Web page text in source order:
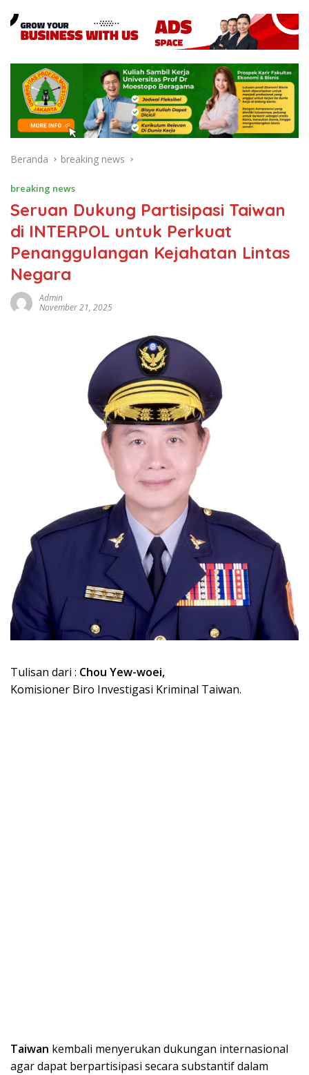
Beranda breaking news
breaking news
Seruan Dukung Partisipasi Taiwan
di INTERPOL untuk Perkuat
Penanggulangan Kejahatan Lintas
Negara
Admin
November 21, 2025
Tulisan dari : Chou Yew-woei,
Komisioner Biro Investigasi Kriminal Taiwan.
Taiwan kembali menyerukan dukungan internasional
agar dapat berpartisipasi secara substantif dalam